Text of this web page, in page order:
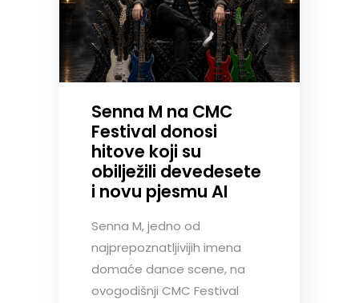
Senna M na CMC
Festival donosi
hitove koji su
obilježili devedesete
i novu pjesmu AI
Senna M, jedno od
najprepoznatljivijih imena
domaće dance scene, na
ovogodišnji CMC Festival